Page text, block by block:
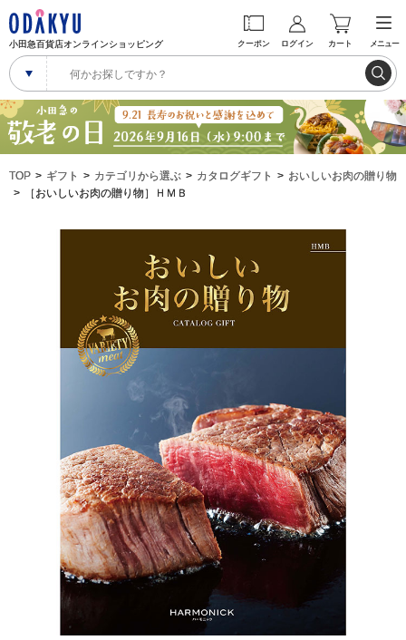
小田急百貨店オンラインショッピング クーポン ログイン カート メニュー
TOP ギフト カテゴリから選ぶ カタログギフト
おいしいお肉の贈り物
［おいしいお肉の贈り物］ＨＭＢ